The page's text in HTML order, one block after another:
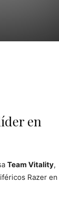
en
Team Vitality,
Razer en